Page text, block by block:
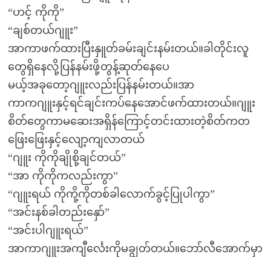
“ဟင့် ကိုကို”
“ချစ်တယ်ဂျူး”
အာကာဖက်ထားပြီးနှူတ်ခမ်းချင်းနမ်းတယ်။ခါတိုင်းလူ
တွေရှိနေလို့ပြန်နမ်းဖို့တွန့်ဆုတ်နေပေ
မယ့်အခုတော့ဂျူးလည်းပြန်နမ်းတယ်။အာ
ကာကဂျူးနှင့်ရင်ချင်းကပ်နေအောင်ဖက်ထားတယ်။ဂျူး
စိတ်တွေကာမဆေးအရှိန်ကြောင့်တင်းထားတဲ့စိတ်ကတ
ဖြေးဖြေးနှင့်လျော့ကျလာတယ်
“ဂျူး ကိုကိုချိုစို့ချင်တယ်”
“အာ ကိုကိုကလည်းကွာ”
“ဂျူးရယ် ကိုကို့ကိုတစ်ခါလောက်ခွင့်ပြုပါကွာ”
“အင်းနစ်ခါတည်းနှော်”
“အင်းပါဂျူးရယ်”
အာကာဂျူးအကျီင်္လေးကိုမချွတ်တယ်။ဘော်လီအောက်မှာ